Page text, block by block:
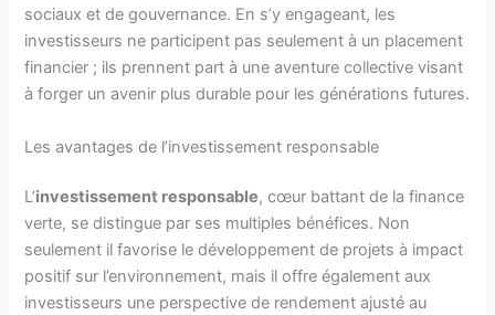
sociaux et de gouvernance. En s’y engageant, les
investisseurs ne participent pas seulement à un placement
financier ; ils prennent part à une aventure collective visant
à forger un avenir plus durable pour les générations futures.
Les avantages de l’investissement responsable
L’investissement responsable, cœur battant de la finance
verte, se distingue par ses multiples bénéfices. Non
seulement il favorise le développement de projets à impact
positif sur l’environnement, mais il offre également aux
investisseurs une perspective de rendement ajusté au